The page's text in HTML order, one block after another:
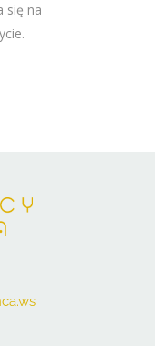
się na